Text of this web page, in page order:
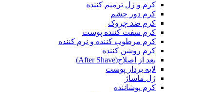
کرم و ژل ترمیم کننده
کرم دور چشم
کرم ضد چروک
کرم سفت کننده پوست
کرم مرطوب کننده و نرم کننده
کرم روشن کننده
بعد از اصلاح(After Shave)
لایه بردار پوست
ژل ماساژ
کرم پوشاننده